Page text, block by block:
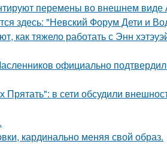
перемены во внешнем
здесь: "Невский Форум Дети и
как тяжело работать с Энн
официально
в сети обсудили
кардинально меняя свой образ.